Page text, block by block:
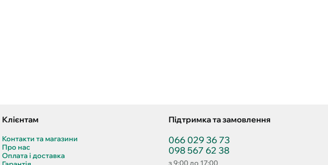
Клієнтам
Контакти та магазини
Про нас
Оплата і доставка
Підтримка та замовлення
066 029 36 73
098 567 62 38
з 9:00 до 17:00